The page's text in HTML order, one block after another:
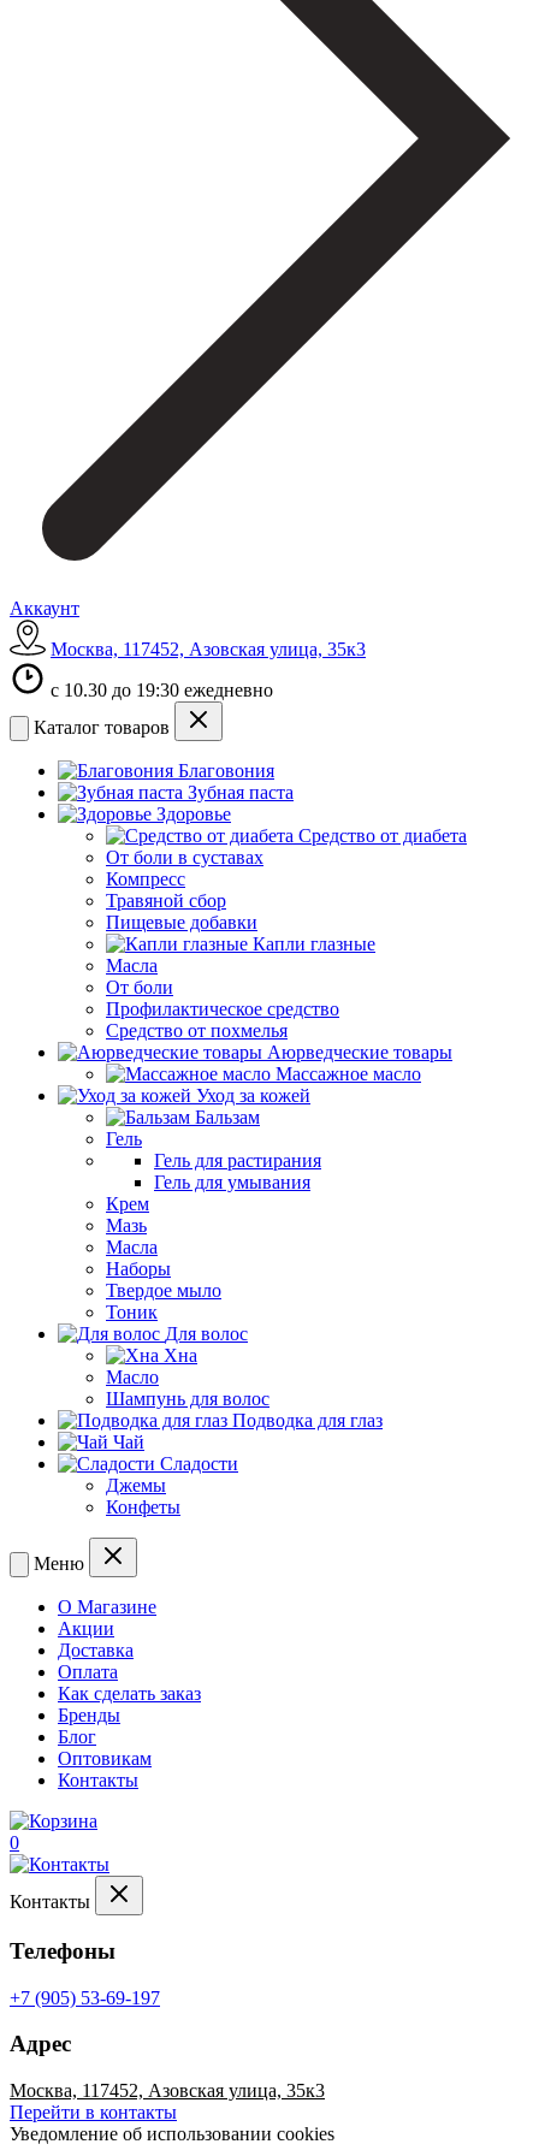
Аккаунт
Москва, 117452, Азовская улица, 35к3
с 10.30 до 19:30 ежедневно
Каталог товаров
Благовония
Зубная паста
Здоровье
Средство от диабета
От боли в суставах
Компресс
Травяной сбор
Пищевые добавки
Капли глазные
Масла
От боли
Профилактическое средство
Средство от похмелья
Аюрведческие товары
Массажное масло
Уход за кожей
Бальзам
Гель
Гель для растирания
Гель для умывания
Крем
Мазь
Масла
Наборы
Твердое мыло
Тоник
Для волос
Хна
Масло
Шампунь для волос
Подводка для глаз
Чай
Сладости
Джемы
Конфеты
Меню
О Магазине
Акции
Доставка
Оплата
Как сделать заказ
Бренды
Блог
Оптовикам
Контакты
0
Контакты
Телефоны
+7 (905) 53-69-197
Адрес
Москва, 117452, Азовская улица, 35к3
Перейти в контакты
Уведомление об использовании cookies